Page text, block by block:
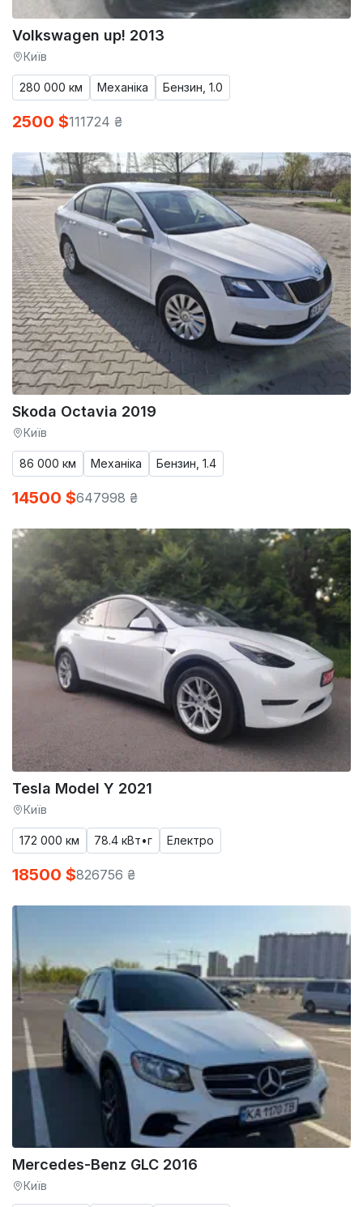
Volkswagen up! 2013
Київ
280 000 км Механіка Бензин, 1.0
2500 $111724 ₴
Skoda Octavia 2019
Київ
86 000 км Механіка Бензин, 1.4
14500 $647998 ₴
Tesla Model Y 2021
Київ
172 000 км 78.4 кВт•г Електро
18500 $826756 ₴
Mercedes-Benz GLC 2016
Київ